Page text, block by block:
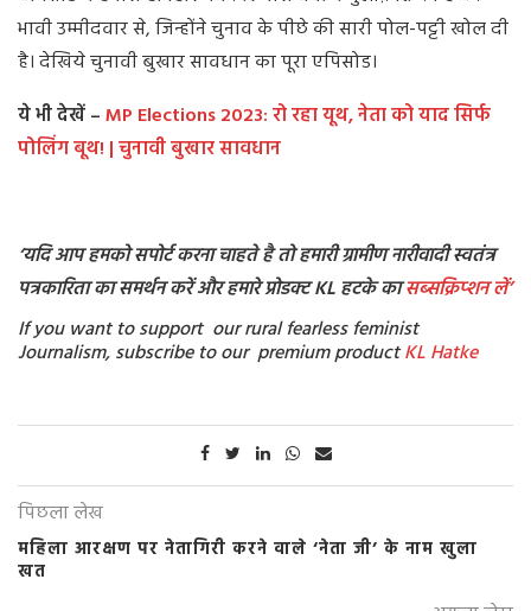
भावी उम्मीदवार से, जिन्होंने चुनाव के पीछे की सारी पोल-पट्टी खोल दी
है। देखिये चुनावी बुखार सावधान का पूरा एपिसोड।
ये भी देखें –MP Elections 2023: रो रहा यूथ, नेता को याद सिर्फ
पोलिंग बूथ! | चुनावी बुखार सावधान
‘यदि आप हमको सपोर्ट करना चाहते है तो हमारी ग्रामीण नारीवादी स्वतंत्र
पत्रकारिता का समर्थन करें और हमारे प्रोडक्ट KL हटके कासब्सक्रिप्शनलें’
If you want to support our rural fearless feminist
Journalism, subscribe to our premium productKL Hatke
पिछला लेख
महिला आरक्षण पर नेतागिरी करने वाले ‘नेता जी’ के नाम खुला
खत